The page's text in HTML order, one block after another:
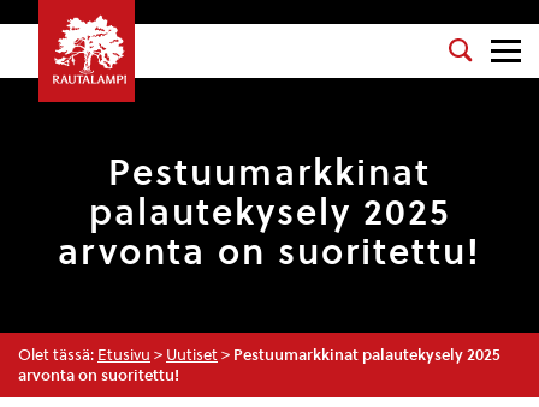
Pestuumarkkinat
palautekysely 2025
arvonta on suoritettu!
Olet tässä: Etusivu > Uutiset > Pestuumarkkinat palautekysely 2025
arvonta on suoritettu!